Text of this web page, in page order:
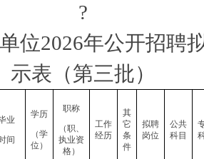
公司减资代办公示
?
位2026年公开招聘
示表（第三批）
业
间
学历
（学
位）
职称
（职、
执业资
格）
工作
经历
其
它
条
件
拟聘
岗位
公共
科目